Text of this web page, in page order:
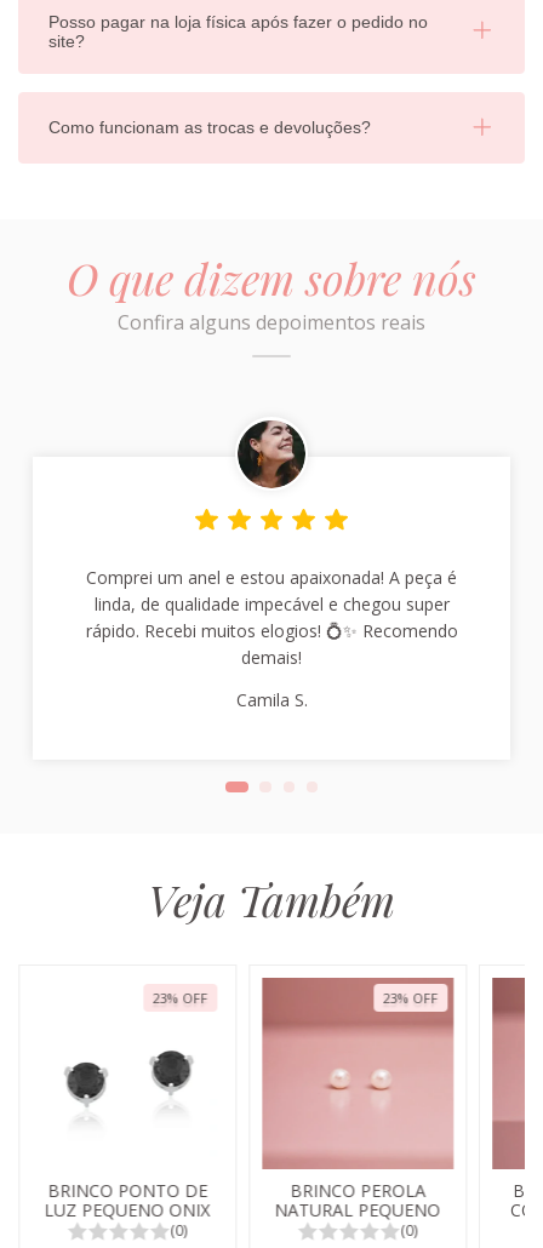
Posso pagar na loja física após fazer o pedido no
site?
Como funcionam as trocas e devoluções?
O que dizem sobre nós
Confira alguns depoimentos reais
Comprei um anel e estou apaixonada! A peça é
linda, de qualidade impecável e chegou super
rápido. Recebi muitos elogios! 💍✨ Recomendo
demais!
Camila S.
Veja Também
23% OFF
BRINCO PONTO DE
LUZ PEQUENO ONIX
(0)
23% OFF
BRINCO PEROLA
NATURAL PEQUENO
(0)